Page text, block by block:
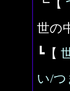
┗【
世の
┗【
い/つ